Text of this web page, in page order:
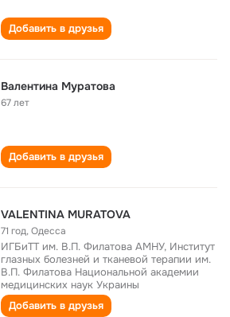
Добавить в друзья
Валентина Муратова
67 лет
Добавить в друзья
VALENTINA MURATOVA
71 год,Одесса
ИГБиТТ им. В.П. Филатова АМНУ, Институт
глазных болезней и тканевой терапии им.
В.П. Филатова Национальной академии
медицинских наук Украины
Добавить в друзья